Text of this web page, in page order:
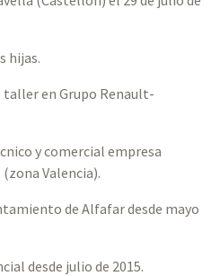
hijas.
taller en Grupo Renault-
y comercial empresa
Valencia).
de Alfafar desde mayo
desde julio de 2015.